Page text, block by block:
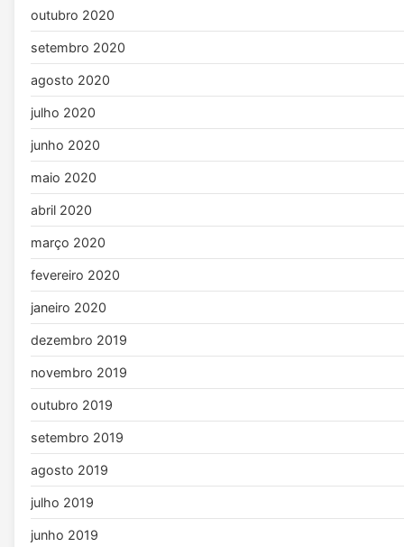
outubro 2020
setembro 2020
agosto 2020
julho 2020
junho 2020
maio 2020
abril 2020
março 2020
fevereiro 2020
janeiro 2020
dezembro 2019
novembro 2019
outubro 2019
setembro 2019
agosto 2019
julho 2019
junho 2019